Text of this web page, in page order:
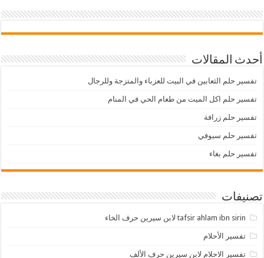
أحدث المقالات
تفسير حلم الثعابين في البيت للعزباء والمتزجة وللرجال
تفسير حلم اكل الميت من طعام الحي في المنام
تفسير حلم زرافة
تفسير حلم سيوفي
تفسير حلم بغاء
تصنيفات
tafsir ahlam ibn sirin لابن سيرين حرف الخاء
تفسير الأحلام
تفسير الاحلام لابن سيرين حرف الألف